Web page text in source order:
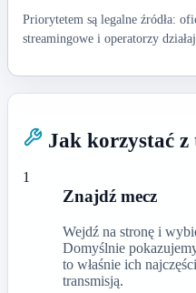
Priorytetem są legalne źródła:
streamingowe i operatorzy
Jak korzystać z
1
Znajdź mecz
Wejdź na stronę i
Domyślnie
to właśnie ich
transmisją.